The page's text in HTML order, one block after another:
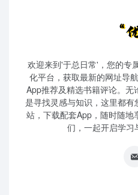
欢迎来到'于总日常'，您的专
化平台，获取最新的网址导
App推荐及精选书籍评论。
是寻找灵感与知识，这里都
站，下载配套App，随时随
们，一起开启学习